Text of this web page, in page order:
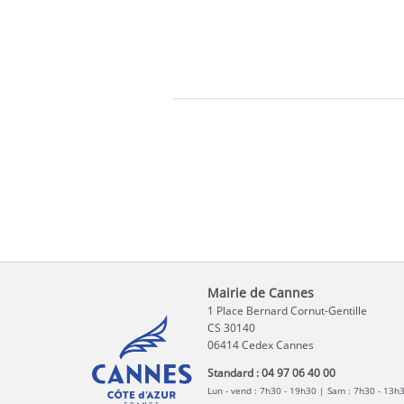
Mairie de Cannes
1 Place Bernard Cornut-Gentille
CS 30140
06414 Cedex Cannes
Standard : 04 97 06 40 00
Lun - vend : 7h30 - 19h30 | Sam : 7h30 -